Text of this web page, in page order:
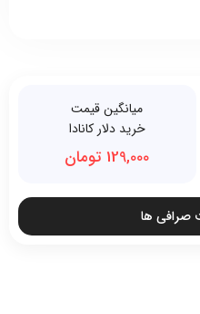
میانگین قیمت
خرید دلار کانادا
129,000 تومان
صرافی ها